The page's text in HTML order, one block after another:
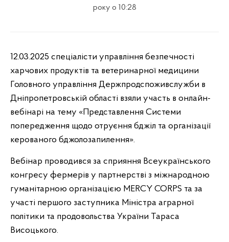
року о 10:28
12.03.2025 спеціалісти управління безпечності
харчових продуктів та ветеринарної медицини
Головного управління Держпродспоживслужби в
Дніпропетровській області взяли участь в онлайн-
вебінарі на тему «Представлення Системи
попередження щодо отруєння бджіл та організації
керованого бджолозапилення».
Вебінар проводився за сприяння Всеукраїнського
конгресу фермерів у партнерстві з міжнародною
гуманітарною організацією MERCY CORPS та за
участі першого заступника Міністра аграрної
політики та продовольства України Тараса
Висоцького.